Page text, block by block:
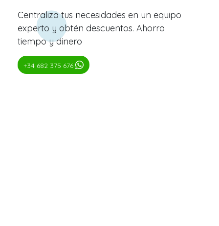
Centraliza tus necesidades en un equipo
experto y obtén descuentos. Ahorra
tiempo y dinero
+34 682 375 676